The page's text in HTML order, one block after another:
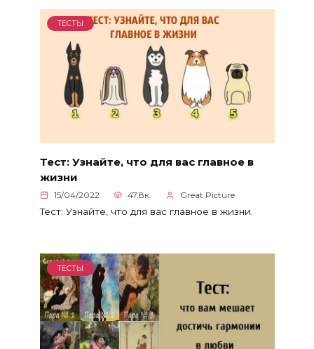
ТЕСТЫ
Тест: Узнайте, что для вас главное в
жизни
15/04/2022 47.8к. Great Picture
Тест: Узнайте, что для вас главное в жизни.
ТЕСТЫ